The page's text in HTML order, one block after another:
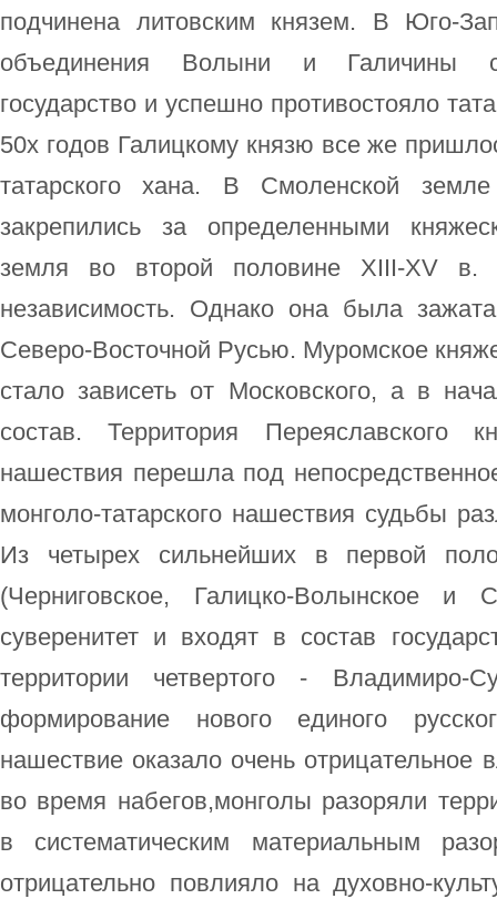
подчинена литовским князем. В Юго-
объединения Волыни и Галичины
государство и успешно противостояло
50х годов Галицкому князю все же
татарского хана. В Смоленской
закрепились за определенными
земля во второй половине XIII-XV в.
независимость. Однако она была
Северо-Восточной Русью. Муромское
стало зависеть от Московского, а в
состав. Территория Переяславского
нашествия перешла под
монголо-татарского нашествия судьбы
Из четырех сильнейших в первой
(Черниговское, Галицко-Волынское и
суверенитет и входят в состав
территории четвертого - Владимиро-
формирование нового единого
нашествие оказало очень отрицательное
во время набегов,монголы разоряли
в систематическим материальным
отрицательно повлияло на духовно-